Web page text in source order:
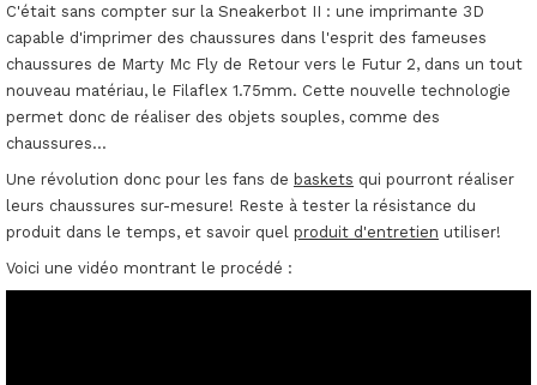
C'était sans compter sur la Sneakerbot II : une imprimante 3D
capable d'imprimer des chaussures dans l'esprit des fameuses
chaussures de Marty Mc Fly de Retour vers le Futur 2, dans un tout
nouveau matériau, le Filaflex 1.75mm. Cette nouvelle technologie
permet donc de réaliser des objets souples, comme des
chaussures...
Une révolution donc pour les fans de baskets qui pourront réaliser
leurs chaussures sur-mesure! Reste à tester la résistance du
produit dans le temps, et savoir quel produit d'entretien utiliser!
Voici une vidéo montrant le procédé :